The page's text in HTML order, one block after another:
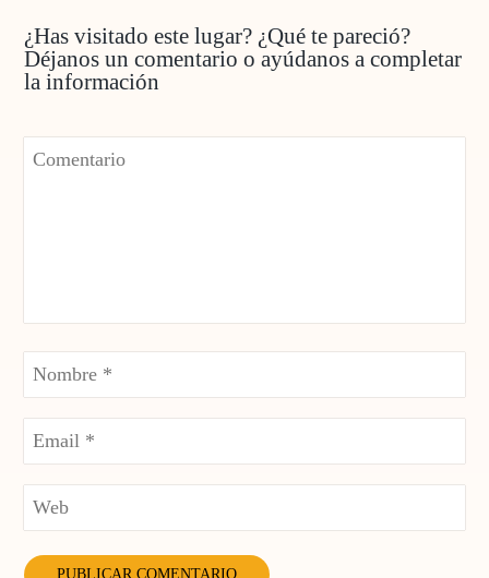
¿Has visitado este lugar? ¿Qué te pareció?
Déjanos un comentario o ayúdanos a completar
la información